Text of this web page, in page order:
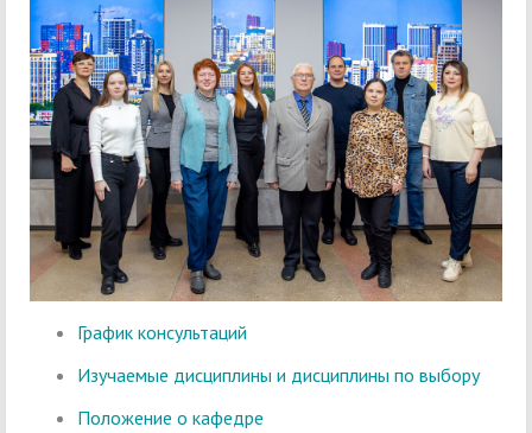
График консультаций
Изучаемые дисциплины и дисциплины по выбору
Положение о кафедре